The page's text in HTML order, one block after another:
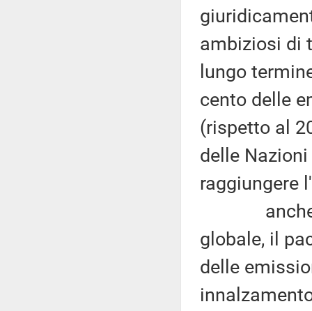
ambiziosi di
lungo
cento delle
(rispetto al
delle
raggiungere
anche se
globale, il
delle